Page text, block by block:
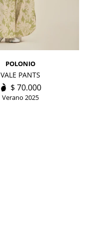
POLONIO
VALE PANTS
$ 70.000
Verano 2025